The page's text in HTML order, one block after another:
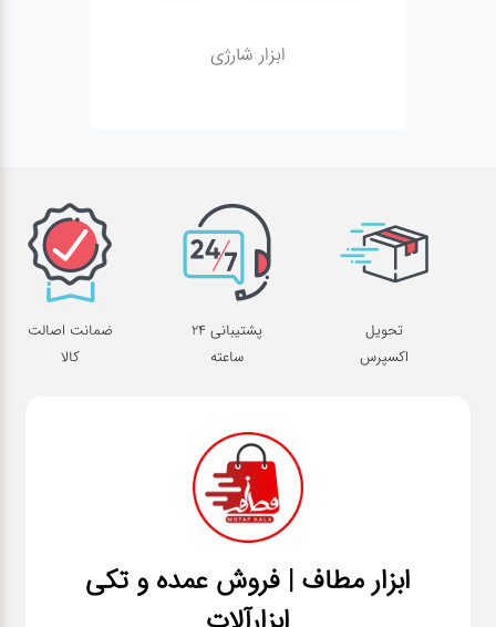
ژنراتور
تحویل
اکسپرس
پشتیبانی 24
ساعته
ضمانت اصالت
کالا
ابزار مطاف | فروش عمده و تکی